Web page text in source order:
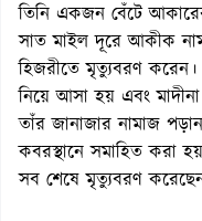
তিনি একজন বেঁটে
সাত মাইল দূরে আকীক
হিজরীতে মৃত্যুবরণ করেন।
নিয়ে আসা হয় এবং
তাঁর জানাজার নামাজ
কবরস্থানে সমাহিত করা
সব শেষে মৃত্যুবরণ